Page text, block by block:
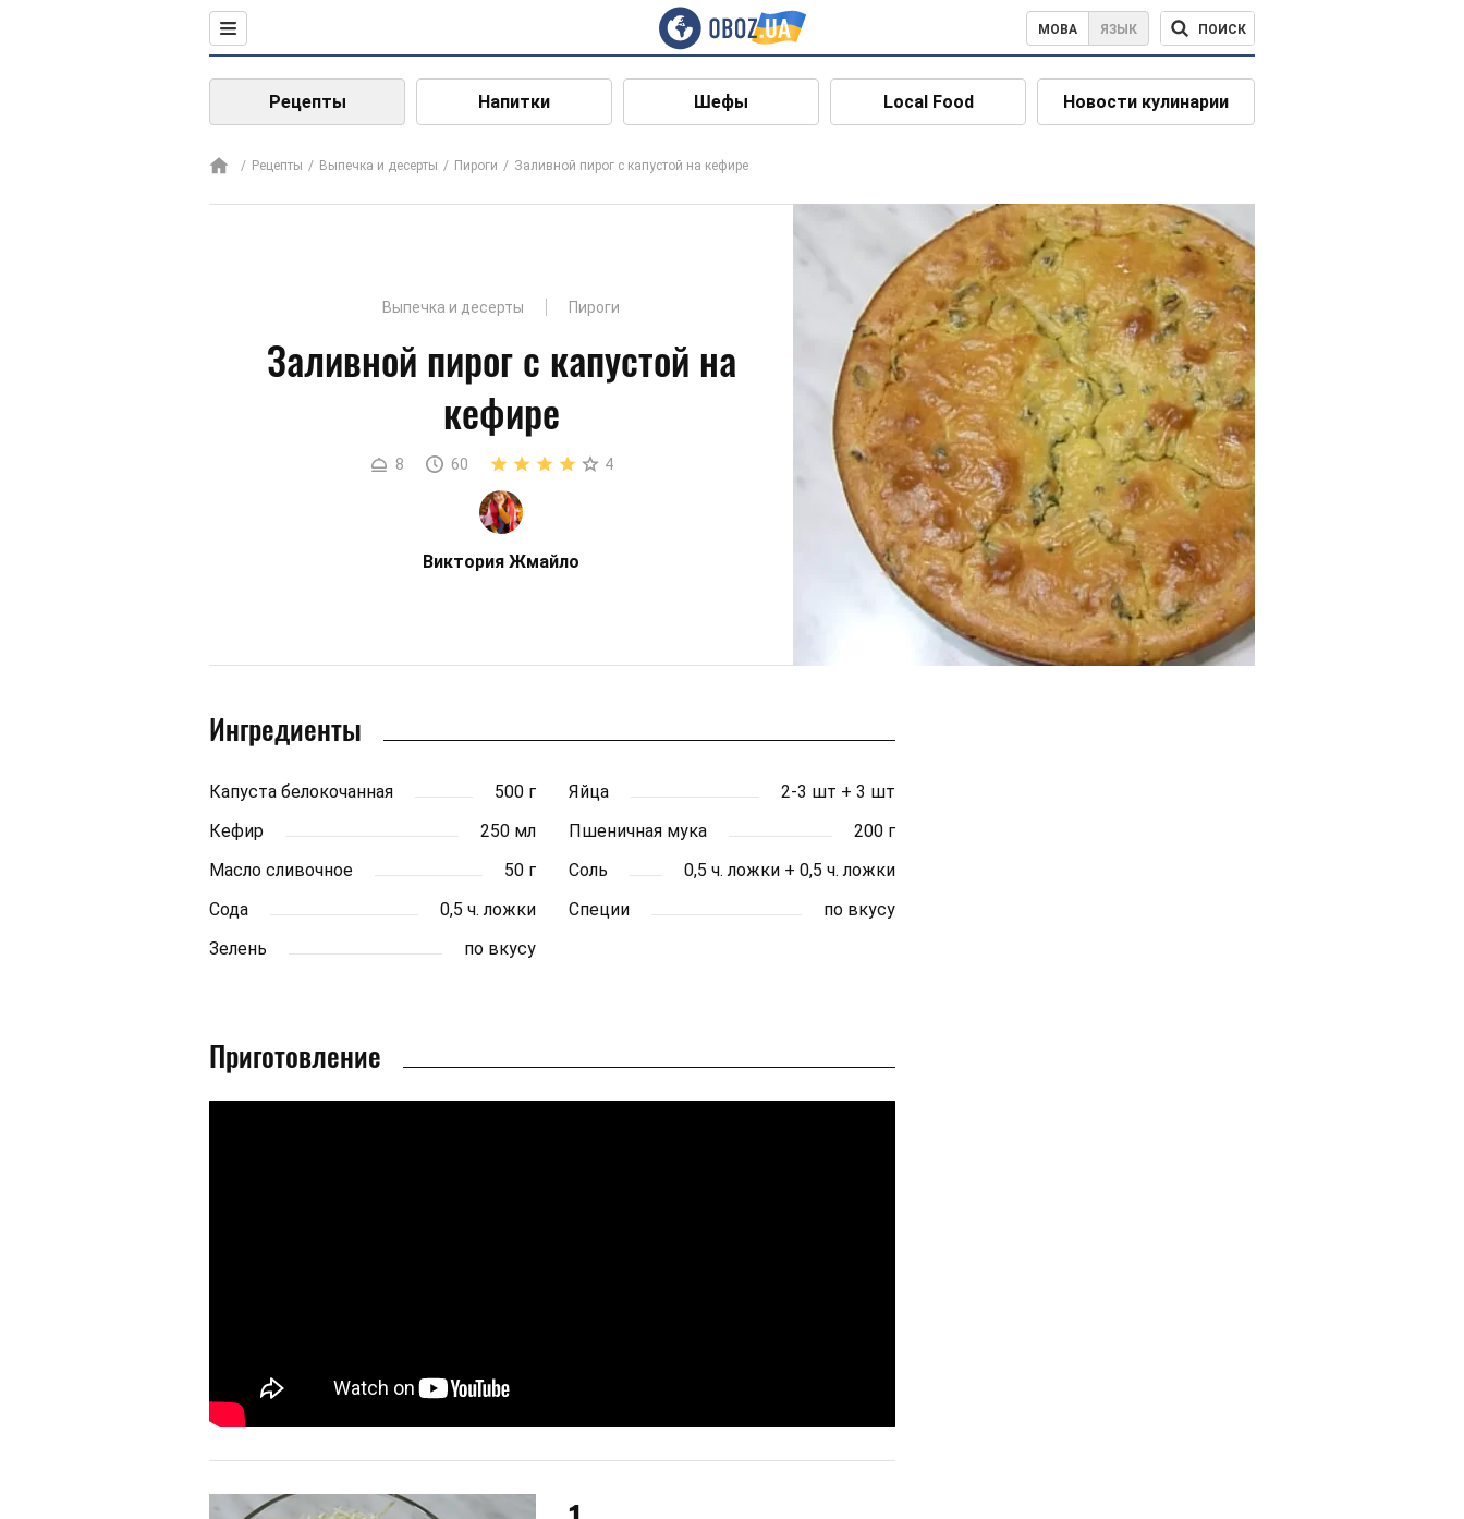
МОВА ЯЗЫК ПОИСК
Рецепты Напитки Шефы Local Food Новости кулинарии
Рецепты Выпечка и десерты Пироги Заливной пирог с капустой на кефире
Выпечка и десерты Пироги
Заливной пирог с капустой на
кефире
8 60 4
Виктория Жмайло
Ингредиенты
Капуста белокочанная 500 г Яйца
2-3 шт + 3 шт
Кефир
250 мл Пшеничная мука
200 г
Масло сливочное
50 г Соль
0,5 ч. ложки + 0,5 ч. ложки
Сода
0,5 ч. ложки Специи
по вкусу
Зелень
по вкусу
Приготовление